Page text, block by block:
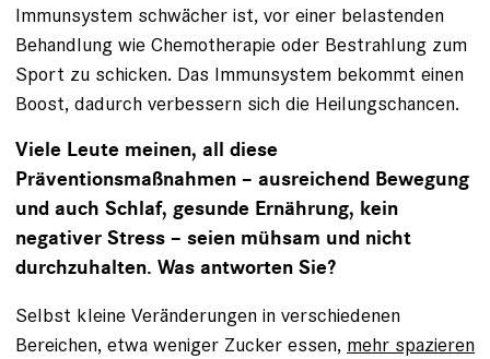
Immunsystem schwächer ist, vor einer belastenden
Behandlung wie Chemotherapie oder Bestrahlung zum
Sport zu schicken. Das Immunsystem bekommt einen
Boost, dadurch verbessern sich die Heilungschancen.
Viele Leute meinen, all diese
Präventionsmaßnahmen – ausreichend Bewegung
und auch Schlaf, gesunde Ernährung, kein
negativer Stress – seien mühsam und nicht
durchzuhalten. Was antworten Sie?
Selbst kleine Veränderungen in verschiedenen
Bereichen, etwa weniger Zucker essen, mehr spazieren